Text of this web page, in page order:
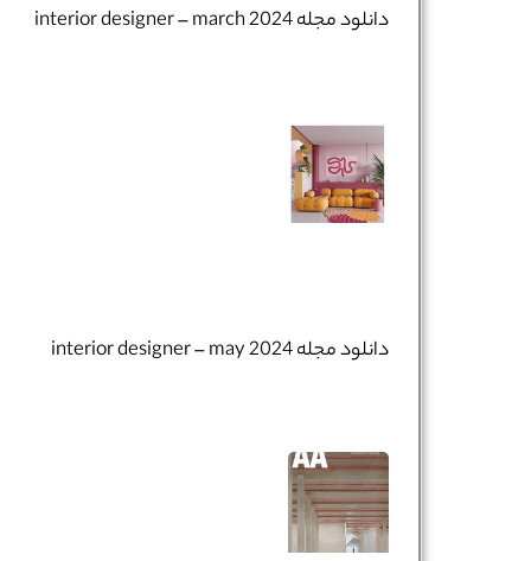
دانلود مجله interior designer – march 2024
دانلود مجله interior designer – may 2024
شماره واتس‌اپ : *